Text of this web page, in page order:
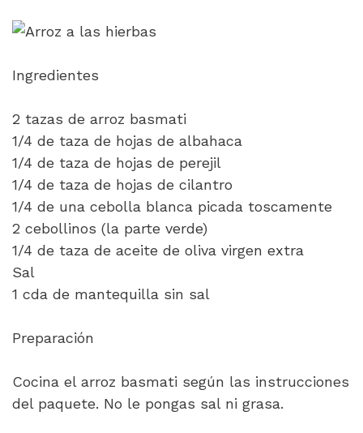
Ingredientes
2 tazas de arroz basmati
1/4 de taza de hojas de albahaca
1/4 de taza de hojas de perejil
1/4 de taza de hojas de cilantro
1/4 de una cebolla blanca picada toscamente
2 cebollinos (la parte verde)
1/4 de taza de aceite de oliva virgen extra
Sal
1 cda de mantequilla sin sal
Preparación
Cocina el arroz basmati según las instrucciones
del paquete. No le pongas sal ni grasa.